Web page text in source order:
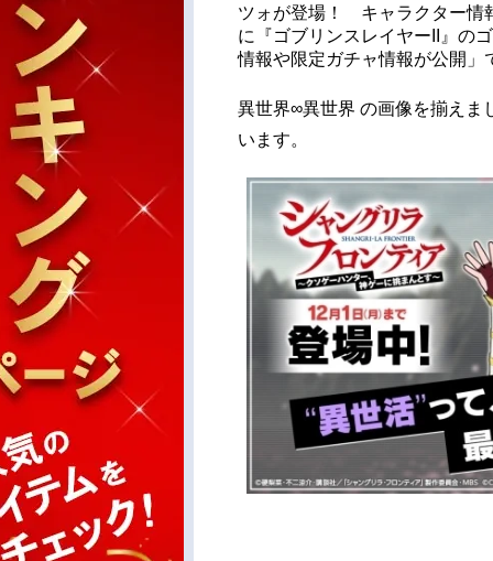
ツォが登場！ キャラクター情
に『ゴブリンスレイヤーII』の
情報や限定ガチャ情報が公開」
異世界∞異世界 の画像を揃えま
います。